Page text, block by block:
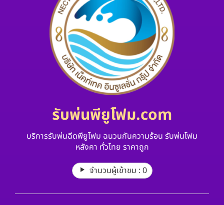
รับพ่นพียูโฟม.com
บริการรับพ่นฉีดพียูโฟม ฉนวนกันความร้อน รับพ่นโฟม
หลังคา ทั่วไทย ราคาถูก
จำนวนผู้เข้าชม : 0